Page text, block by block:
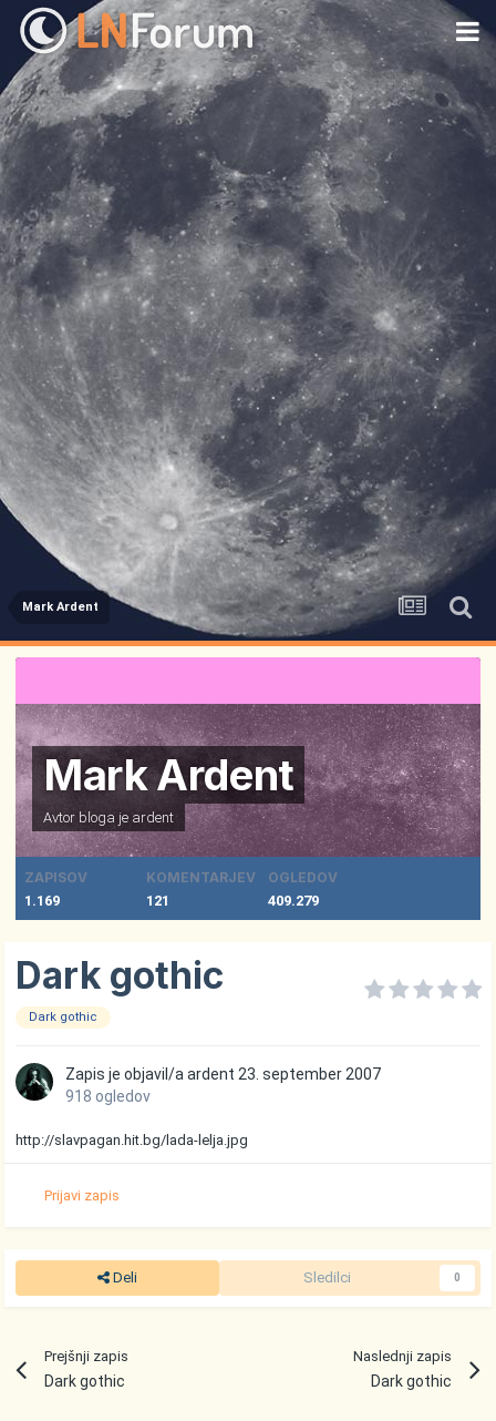
Mark Ardent
Mark Ardent
Avtor bloga je ardent
ZAPISOV
1.169
KOMENTARJEV
121
OGLEDOV
409.279
Dark gothic
Dark gothic
Zapis je objavil/aardent 23. september 2007
918 ogledov
http://slavpagan.hit.bg/lada-lelja.jpg
Prijavi zapis
Deli Sledilci 0
Prejšnji zapis
Dark gothic
Naslednji zapis
Dark gothic